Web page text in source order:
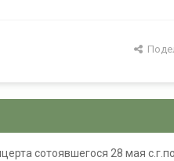
сотоявшегося 28 мая